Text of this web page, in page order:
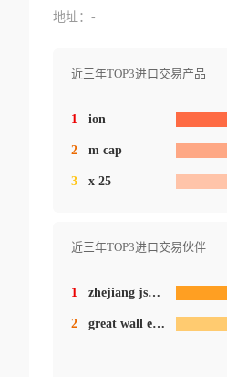
地址：-
近三年TOP3进口交易产品
1 ion
2 m cap
3 x 25
近三年TOP3进口交易伙伴
1 zhejiang jsm metal.co.ltd.
2 great wall enterprises s.a.